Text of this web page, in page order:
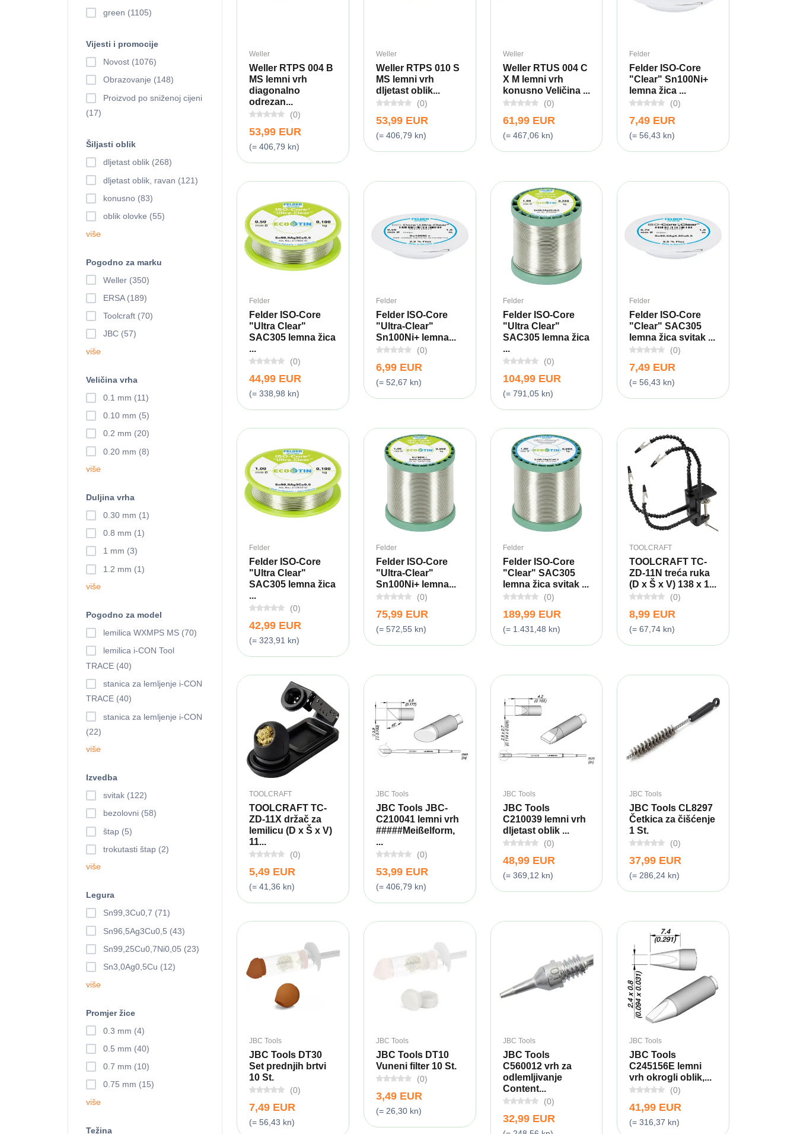
Weller
Weller RTPS 004 B
MS lemni vrh
diagonalno
odrezan...
(0)
53,99 EUR
(= 406,79 kn)
Weller
Weller RTPS 010 S
MS lemni vrh
dljetast oblik...
(0)
53,99 EUR
(= 406,79 kn)
Weller
Weller RTUS 004 C
X M lemni vrh
konusno Veličina ...
(0)
61,99 EUR
(= 467,06 kn)
Felder
Felder ISO-Core
"Clear" Sn100Ni+
lemna žica ...
(0)
7,49 EUR
(= 56,43 kn)
Felder
Felder ISO-Core
"Ultra Clear"
SAC305 lemna žica
...
(0)
44,99 EUR
(= 338,98 kn)
Felder
Felder ISO-Core
"Ultra-Clear"
Sn100Ni+ lemna...
(0)
6,99 EUR
(= 52,67 kn)
Felder
Felder ISO-Core
"Ultra Clear"
SAC305 lemna žica
...
(0)
104,99 EUR
(= 791,05 kn)
Felder
Felder ISO-Core
"Clear" SAC305
lemna žica svitak ...
(0)
7,49 EUR
(= 56,43 kn)
Felder
Felder ISO-Core
"Ultra Clear"
SAC305 lemna žica
...
(0)
42,99 EUR
(= 323,91 kn)
Felder
Felder ISO-Core
"Ultra-Clear"
Sn100Ni+ lemna...
(0)
75,99 EUR
(= 572,55 kn)
Felder
Felder ISO-Core
"Clear" SAC305
lemna žica svitak ...
(0)
189,99 EUR
(= 1.431,48 kn)
TOOLCRAFT
TOOLCRAFT TC-
ZD-11N treća ruka
(D x Š x V) 138 x 1...
(0)
8,99 EUR
(= 67,74 kn)
TOOLCRAFT
TOOLCRAFT TC-
ZD-11X držač za
lemilicu (D x Š x V)
11...
(0)
5,49 EUR
(= 41,36 kn)
JBC Tools
JBC Tools JBC-
C210041 lemni vrh
#####Meißelform,
...
(0)
53,99 EUR
(= 406,79 kn)
JBC Tools
JBC Tools
C210039 lemni vrh
dljetast oblik ...
(0)
48,99 EUR
(= 369,12 kn)
JBC Tools
JBC Tools CL8297
Četkica za čišćenje
1 St.
(0)
37,99 EUR
(= 286,24 kn)
JBC Tools
JBC Tools DT30
Set prednjih brtvi
10 St.
(0)
7,49 EUR
(= 56,43 kn)
JBC Tools
JBC Tools DT10
Vuneni filter 10 St.
(0)
3,49 EUR
(= 26,30 kn)
JBC Tools
JBC Tools
C560012 vrh za
odlemljivanje
Content...
(0)
32,99 EUR
JBC Tools
JBC Tools
C245156E lemni
vrh okrogli oblik,...
(0)
41,99 EUR
(= 316,37 kn)
green (1105)
Vijesti i promocije
Novost (1076)
Obrazovanje (148)
Proizvod po sniženoj cijeni
(17)
Šiljasti oblik
dljetast oblik (268)
dljetast oblik, ravan (121)
konusno (83)
oblik olovke (55)
više
Pogodno za marku
Weller (350)
ERSA (189)
Toolcraft (70)
JBC (57)
više
Veličina vrha
0.1 mm (11)
0.10 mm (5)
0.2 mm (20)
0.20 mm (8)
više
Duljina vrha
0.30 mm (1)
0.8 mm (1)
1 mm (3)
1.2 mm (1)
više
Pogodno za model
lemilica WXMPS MS (70)
lemilica i-CON Tool
TRACE (40)
stanica za lemljenje i-CON
TRACE (40)
stanica za lemljenje i-CON
(22)
više
Izvedba
svitak (122)
bezolovni (58)
štap (5)
trokutasti štap (2)
više
Legura
Sn99,3Cu0,7 (71)
Sn96,5Ag3Cu0,5 (43)
Sn99,25Cu0,7Ni0,05 (23)
Sn3,0Ag0,5Cu (12)
više
Promjer žice
0.3 mm (4)
0.5 mm (40)
0.7 mm (10)
0.75 mm (15)
više
Težina